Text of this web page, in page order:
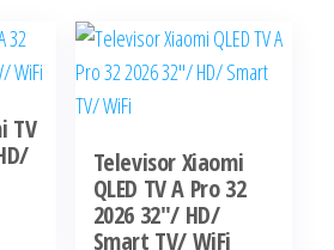
TV
Televisor Xiaomi
QLED TV A Pro 32
2026 32″/ HD/
Smart TV/ WiFi